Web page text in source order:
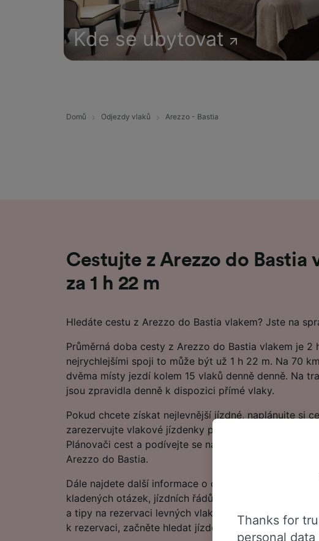
Kde se ubytovat
Domů Odjezdy vlaků Arezzo - Bastia
Cestujte z Arezzo do Bastia
za 1 h 22 m
Hledáte cestu z Arezzo do Bastia vlakem? Jste na
Průměrná doba cesty z Arezzo do Bastia vlakem je 2
nejrychlejšími spoji to může být už 1 h 22 m. Na 70
dvěma místy jezdí kolem 15 vlaků denně denně. Na
jsou zpravidla denně k dispozici přímé vlaky.
Pokud chcete získat nejlevnější jízdné, naplánujte si
zarezervujte vlakové jízdenky předem. Začněte hledat
Plánovači cest a podívejte se na nejnovější ceny
Arezzo do Bastia.
Dále najdete další informace o cestě vlakem do
kladených otázek, jízdních řádů s prvními a
a tipy na rezervaci levných vlakových jízdenek.
k rezervaci, začněte hledat jízdenky u nás ještě dnes.
Thanks for
personal data